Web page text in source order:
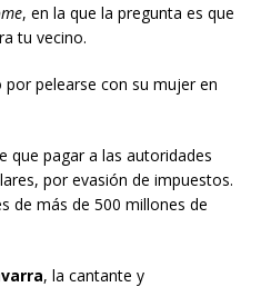
, en la que la pregunta es que
tu vecino.
por pelearse con su mujer en
que pagar a las autoridades
por evasión de impuestos.
de más de 500 millones de
, la cantante y